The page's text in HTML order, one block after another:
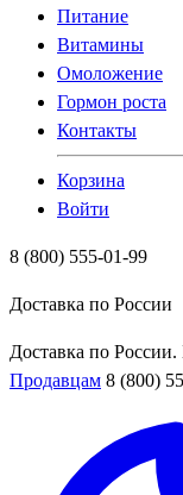
Питание
Витамины
Омоложение
Гормон роста
Контакты
Корзина
Войти
8 (800) 555-01-99
Доставка по России
Доставка по России.
Продавцам 8 (800)